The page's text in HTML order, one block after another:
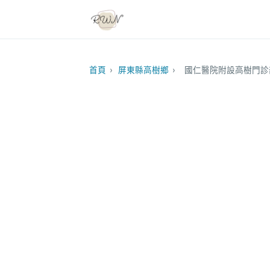
首頁 › 屏東縣高樹鄉 › 國仁醫院附設高樹門